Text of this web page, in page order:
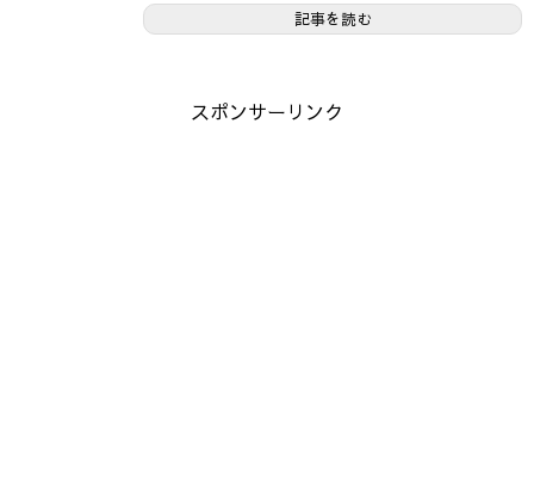
記事を読む
スポンサーリンク